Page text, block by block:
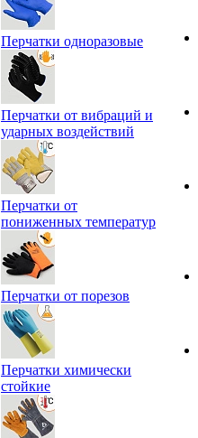
Перчатки одноразовые
Перчатки от вибраций и
ударных воздействий
Перчатки от
пониженных температур
Перчатки от порезов
Перчатки химически
стойкие